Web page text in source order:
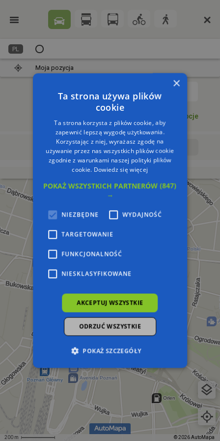
200 m © 2026 AutoMapa
PL
Moja pozycja
Opcje
Wyrusz teraz Wyrusz o:
×
Ta strona używa plików
cookie
Ta strona korzysta z plików cookie, aby
zapewnić lepszą wygodę użytkowania.
Korzystając z niej, wyrażasz zgodę na
używanie przez nas wszystkich plików cookie
zgodnie z warunkami naszej polityki plików
cookie. Dowiedz się więcej
POKAŻ WSZYSTKICH PARTNERÓW(847)
→
NIEZBĘDNE WYDAJNOŚĆ
TARGETOWANIE
FUNKCJONALNOŚĆ
NIESKLASYFIKOWANE
AKCEPTUJ WSZYSTKIE
ODRZUĆ WSZYSTKIE
POKAŻ SZCZEGÓŁY
Niezbędne Wydajność
Targetowanie
Funkcjonalność
Niesklasyfikowane
Niezbędne pliki cookie umożliwiają korzystanie z
podstawowych funkcji strony internetowej,
takich jak logowanie użytkownika i zarządzanie